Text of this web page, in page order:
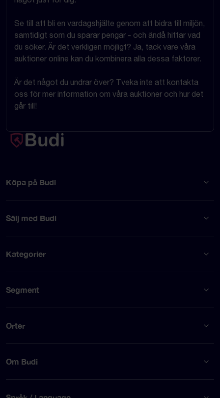
Se till att bli en vardagshjälte genom att bidra till miljön,
samtidigt som du sparar pengar - och ändå hittar vad
du söker. Är det verkligen möjligt? Ja, tack vare våra
auktioner online kan du kombinera alla dessa faktorer.
Är det något du undrar över? Tveka inte att kontakta
oss för mer information om våra auktioner och hur det
går till!
Köpa på Budi
Sälj med Budi
Kategorier
Segment
Orter
Om Budi